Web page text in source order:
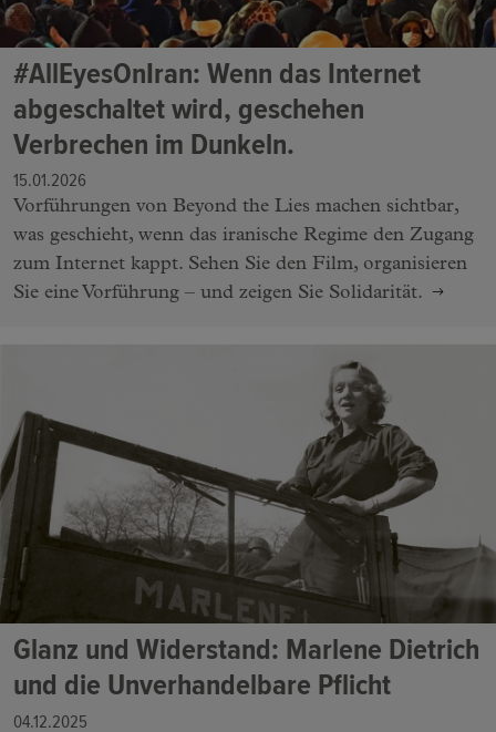
#AllEyesOnIran: Wenn das Internet
abgeschaltet wird, geschehen
Verbrechen im Dunkeln.
15.01.2026
Vorführungen von Beyond the Lies machen sichtbar,
was geschieht, wenn das iranische Regime den Zugang
zum Internet kappt. Sehen Sie den Film, organisieren
Sie eine Vorführung – und zeigen Sie Solidarität.
Glanz und Widerstand: Marlene Dietrich
und die Unverhandelbare Pflicht
04.12.2025